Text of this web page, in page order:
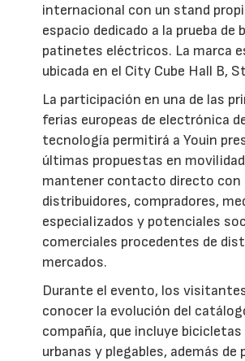
internacional con un stand
espacio dedicado a la prueba de
patinetes eléctricos. La marca
ubicada en el City Cube Hall B,
La participación en una de las
ferias europeas de electrónica
tecnología permitirá a Youin
últimas propuestas en
mantener contacto directo con
distribuidores, compradores,
especializados y potenciales
comerciales procedentes de
mercados.
Durante el evento, los
conocer la evolución del
compañía, que incluye
urbanas y plegables, además de